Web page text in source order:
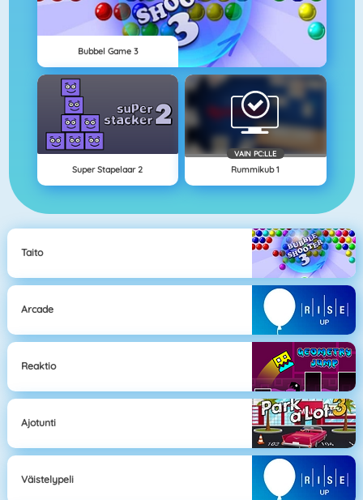
Bubbel Game 3
Super Stapelaar 2
VAIN PC:LLE
Rummikub 1
Taito
Arcade
Reaktio
Ajotunti
Väistelypeli